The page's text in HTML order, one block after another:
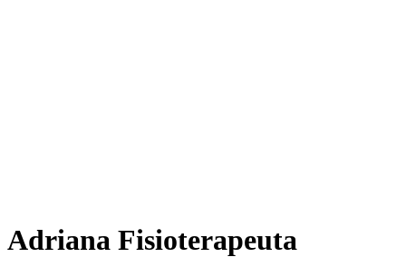
Adriana Fisioterapeuta